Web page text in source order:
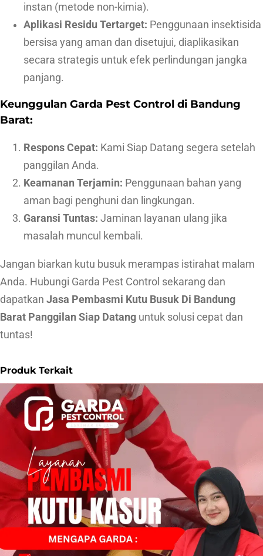
instan (metode non-kimia).
Aplikasi Residu Tertarget: Penggunaan insektisida
bersisa yang aman dan disetujui, diaplikasikan
secara strategis untuk efek perlindungan jangka
panjang.
Keunggulan Garda Pest Control di Bandung
Barat:
Respons Cepat: Kami Siap Datang segera setelah
panggilan Anda.
Keamanan Terjamin: Penggunaan bahan yang
aman bagi penghuni dan lingkungan.
Garansi Tuntas: Jaminan layanan ulang jika
masalah muncul kembali.
Jangan biarkan kutu busuk merampas istirahat malam
Anda. Hubungi Garda Pest Control sekarang dan
dapatkan Jasa Pembasmi Kutu Busuk Di Bandung
Barat Panggilan Siap Datang untuk solusi cepat dan
tuntas!
Produk Terkait